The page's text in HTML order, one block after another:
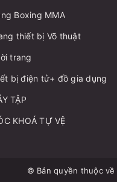
Boxing MMA
thiết bị Võ thuật
trang
bị điện tử+ đồ gia dụng
TẬP
KHOÁ TỰ VỆ
© Bản quyền thuộc về